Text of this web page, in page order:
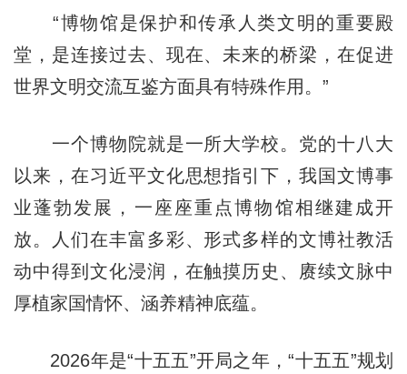
“博物馆是保护和传承人类文明的重要殿
堂，是连接过去、现在、未来的桥梁，在促进
世界文明交流互鉴方面具有特殊作用。”
一个博物院就是一所大学校。党的十八大
以来，在习近平文化思想指引下，我国文博事
业蓬勃发展，一座座重点博物馆相继建成开
放。人们在丰富多彩、形式多样的文博社教活
动中得到文化浸润，在触摸历史、赓续文脉中
厚植家国情怀、涵养精神底蕴。
2026年是“十五五”开局之年，“十五五”规划